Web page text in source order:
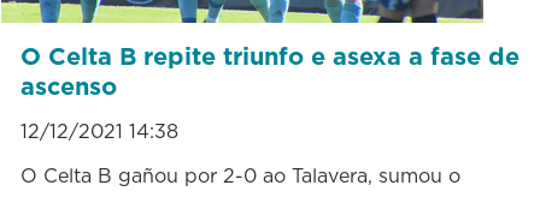
O Celta B repite triunfo e asexa a fase de
ascenso
12/12/2021 14:38
O Celta B gañou por 2-0 ao Talavera, sumou o